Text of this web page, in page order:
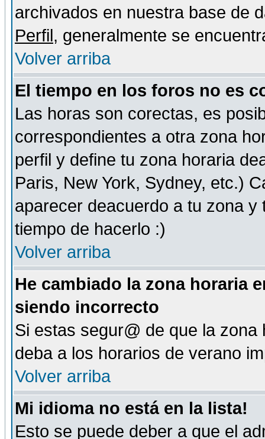
archivados en nuestra base de
Perfil, generalmente se
Volver arriba
El tiempo en los foros no es
Las horas son corectas, es
correspondientes a otra zona
perfil y define tu zona horaria
Paris, New York, Sydney, etc.)
aparecer deacuerdo a tu zona
tiempo de hacerlo :)
Volver arriba
He cambiado la zona horaria
siendo incorrecto
Si estas segur@ de que la
deba a los horarios de verano
Volver arriba
Mi idioma no está en la lista!
Esto se puede deber a que el